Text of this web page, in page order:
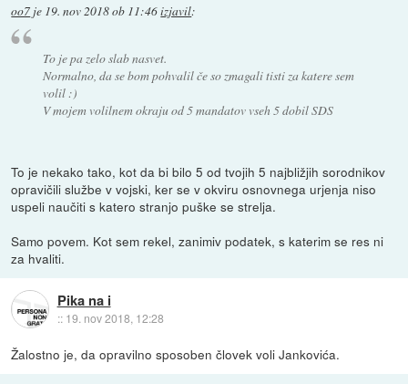
oo7 je 19. nov 2018 ob 11:46izjavil:
To je pa zelo slab nasvet.
Normalno, da se bom pohvalil če so zmagali tisti za katere sem
volil :)
V mojem volilnem okraju od 5 mandatov vseh 5 dobil SDS
To je nekako tako, kot da bi bilo 5 od tvojih 5 najbližjih sorodnikov
opravičili službe v vojski, ker se v okviru osnovnega urjenja niso
uspeli naučiti s katero stranjo puške se strelja.
Samo povem. Kot sem rekel, zanimiv podatek, s katerim se res ni
za hvaliti.
Pika na i
:: 19. nov 2018, 12:28
Žalostno je, da opravilno sposoben človek voli Jankovića.